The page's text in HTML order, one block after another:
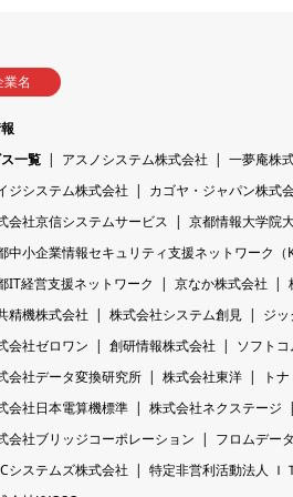
業名
一覧
アスノシステム株式会社 一夢庵株
ジシステム株式会社
カゴヤ・ジャパン株式
会社京信システムサービス
京都情報大学院
中小企業情報セキュリティ支援ネットワーク（
IT経営支援ネットワーク
京なか株式会社
精機株式会社
株式会社システム創見 ジ
会社ゼロワン
創研情報株式会社 ソフト
会社データ変換研究所
株式会社東洋
ト
会社日本電算機標準
株式会社ネクステージ
会社ブリッジコーポレーション
フロムデー
システムズ株式会社
特定非営利活動法人 Ｉ